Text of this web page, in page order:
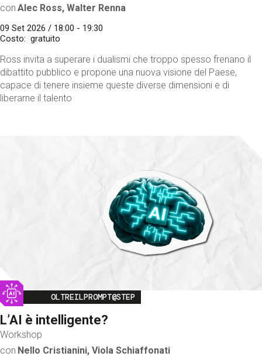
con Alec Ross, Walter Renna
09 Set 2026 / 18:00 - 19:30
Costo
gratuito
Ross invita a superare i dualismi che troppo spesso frenano il
dibattito pubblico e propone una nuova visione del Paese,
capace di tenere insieme queste diverse dimensioni e di
liberarne il talento
Image
OLTREILPROMPT@STEP
L’AI è intelligente?
Workshop
con Nello Cristianini, Viola Schiaffonati